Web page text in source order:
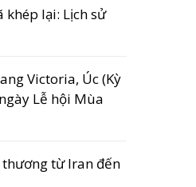
khép lại: Lịch sử
Victoria, Úc (Kỳ
Lễ hội Mùa
thương từ Iran đến